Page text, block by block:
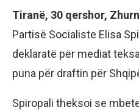
Tiranë, 30 qershor,
Partisë Socialiste Elisa
deklaratë për mediat
puna për draftin për
Spiropali theksoi se